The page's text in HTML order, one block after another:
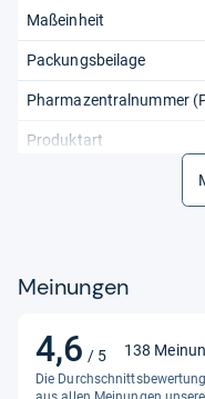
Maßeinheit
Packungsbeilage
Pharmazentralnummer
Produktart
Meinungen
4,6 / 5
4,6
von
138
Die